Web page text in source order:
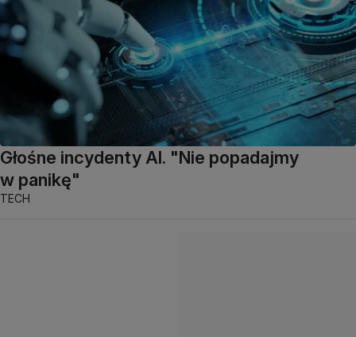
Głośne incydenty AI. "Nie popadajmy
w panikę"
TECH